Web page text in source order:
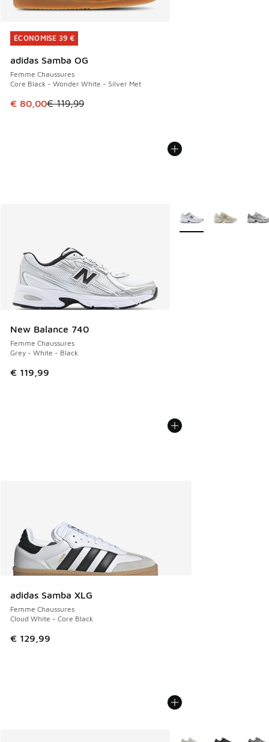
ÉCONOMISE 39 €
adidas Samba OG
Femme Chaussures
Core Black - Wonder White - Silver Met
Cet article est en promotion. Prix en baisse de € 119,99 à
€ 80,00€ 119,99
ÉCONOMISE 39 €
New Balance 740
Femme Chaussures
Grey - White - Black
€ 119,99
Plus de couleurs
adidas Samba XLG
Femme Chaussures
Cloud White - Core Black
€ 129,99
Plus de couleurs